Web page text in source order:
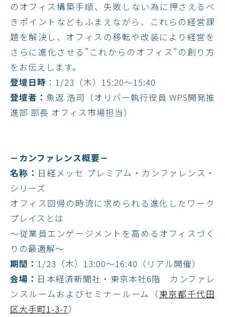
のオフィス構築手順、失敗しない為に押さえるべ
きポイントなどもふまえながら、これらの経営課
題を解決し、オフィスの移転や改装により経営を
さらに進化させる”これからのオフィス”の創り方
をお伝えします。
登壇日時 ：1/23（木）15:20〜15:40
登壇者： 魚返 浩司（オリバー執行役員 WPS開発推
進部 部長 オフィス市場担当）
－カンファレンス概要－
名称： 日経メッセ プレミアム・カンファレンス・
シリーズ
オフィス回帰の時流に求められる進化したワーク
プレイスとは
～従業員エンゲージメントを高めるオフィスづく
りの最適解～
期間： 1/23（木）13:00〜16:40（リアル開催）​
会場： 日本経済新聞社・東京本社6階 カンファレ
ンスルームおよびセミナールーム（東京都千代田
区大手町1-3-7）